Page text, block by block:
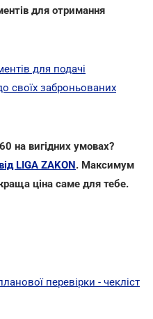
для отримання
для подачі
своїх заброньованих
на вигідних умовах?
LIGA ZAKON. Максимум
ціна саме для тебе.
перевірки - чекліст